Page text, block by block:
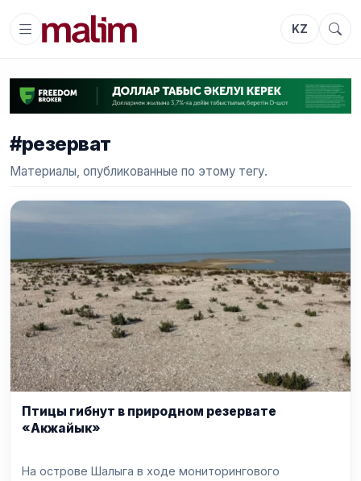
KZ
#резерват
Материалы, опубликованные по этому тегу.
Птицы гибнут в природном резервате
«Акжайык»
На острове Шалыга в ходе мониторингового